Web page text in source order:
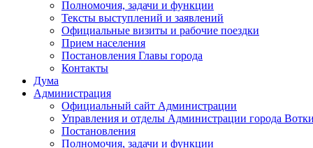
Полномочия, задачи и функции
Тексты выступлений и заявлений
Официальные визиты и рабочие поездки
Прием населения
Постановления Главы города
Контакты
Дума
Администрация
Официальный сайт Администрации
Управления и отделы Администрации города
Постановления
Полномочия, задачи и функции